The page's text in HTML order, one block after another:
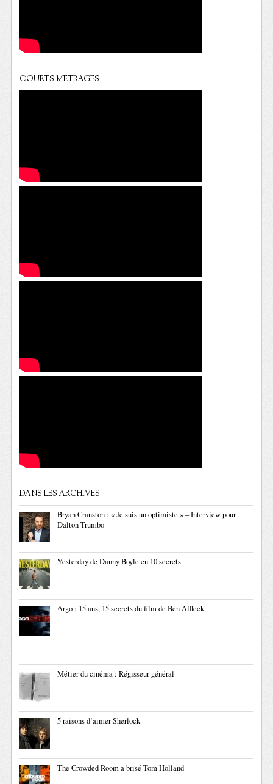
COURTS METRAGES
DANS LES ARCHIVES
Bryan Cranston : « Je suis un optimiste » – Interview pour
Dalton Trumbo
Yesterday de Danny Boyle en 10 secrets
Argo : 15 ans, 15 secrets du film de Ben Affleck
Métier du cinéma : Régisseur général
5 raisons d’aimer Sherlock
The Crowded Room a brisé Tom Holland